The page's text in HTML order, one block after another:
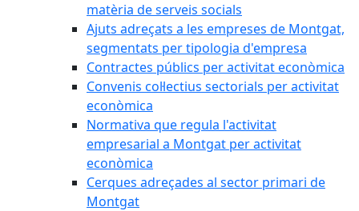
matèria de serveis socials
Ajuts adreçats a les empreses de Montgat,
segmentats per tipologia d'empresa
Contractes públics per activitat econòmica
Convenis col·lectius sectorials per activitat
econòmica
Normativa que regula l'activitat
empresarial a Montgat per activitat
econòmica
Cerques adreçades al sector primari de
Montgat